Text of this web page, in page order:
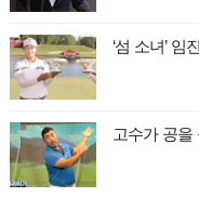
‘섬 소녀’
고수가 공을